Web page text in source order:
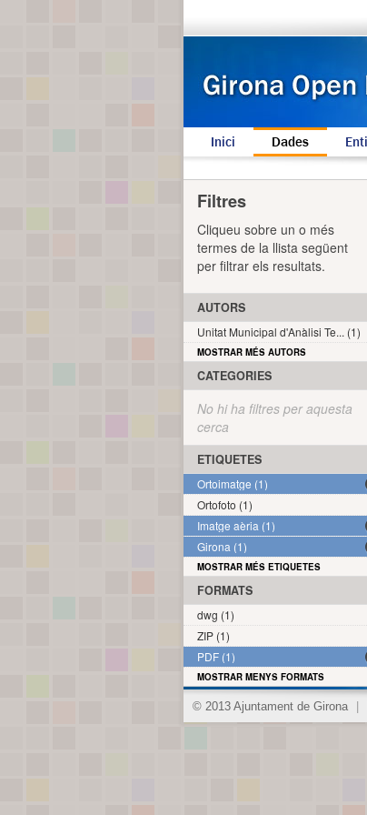
Inici Dades
Filtres
Cliqueu sobre un o més
termes de la llista següent
per filtrar els resultats.
AUTORS
Unitat Municipal d'Anàlisi Te... (1)
MOSTRAR MÉS AUTORS
CATEGORIES
No hi ha filtres per aquesta
cerca
ETIQUETES
Ortoimatge (1)
Ortofoto (1)
Imatge aèria (1)
Girona (1)
MOSTRAR MÉS ETIQUETES
FORMATS
dwg (1)
ZIP (1)
PDF (1)
MOSTRAR MENYS FORMATS
© 2013 Ajuntament de Girona